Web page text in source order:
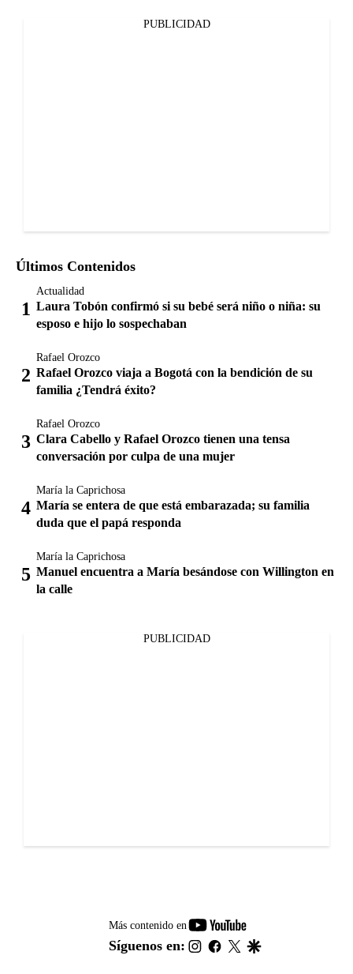
PUBLICIDAD
Últimos Contenidos
Actualidad
Laura Tobón confirmó si su bebé será niño o niña: su
esposo e hijo lo sospechaban
Rafael Orozco
Rafael Orozco viaja a Bogotá con la bendición de su
familia ¿Tendrá éxito?
Rafael Orozco
Clara Cabello y Rafael Orozco tienen una tensa
conversación por culpa de una mujer
María la Caprichosa
María se entera de que está embarazada; su familia
duda que el papá responda
María la Caprichosa
Manuel encuentra a María besándose con Willington en
la calle
PUBLICIDAD
Más contenido en
youtube-
footer
Síguenos en: instagram
facebook
twitter